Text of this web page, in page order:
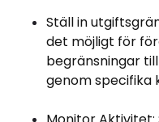
Ställ in
det möjligt för
begränsningar
genom specifika